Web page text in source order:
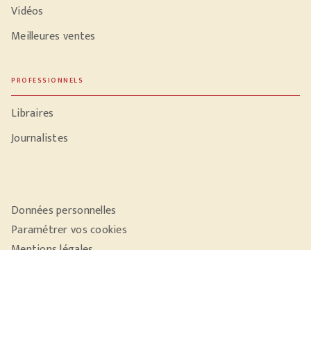
Vidéos
Meilleures ventes
PROFESSIONNELS
Libraires
Journalistes
Données personnelles
Paramétrer vos cookies
Mentions légales